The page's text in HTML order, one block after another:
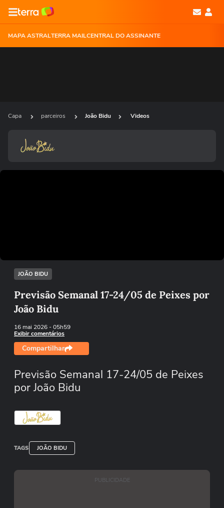
MAPA ASTRALTERRA MAILCENTRAL DO ASSINANTE
Capa parceiros João Bidu Videos
JOÃO BIDU
Previsão Semanal 17-24/05 de Peixes por
João Bidu
16 mai 2026- 05h59
Exibir comentários
Compartilhar
Previsão Semanal 17-24/05 de Peixes
por João Bidu
TAGS JOÃO BIDU
PUBLICIDADE